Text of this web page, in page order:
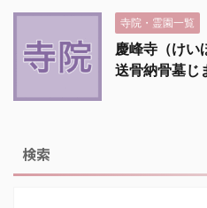
寺院・霊園一覧
慶峰寺（けい
送骨納骨墓じ
検索